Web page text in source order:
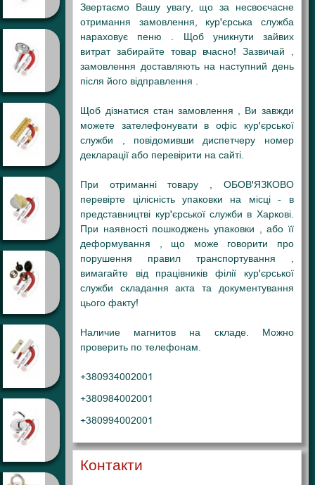
Звертаємо Вашу увагу, що за несвоєчасне
отримання замовлення, кур'єрська служба
нараховує пеню . Щоб уникнути зайвих
витрат забирайте товар вчасно! Зазвичай ,
замовлення доставляють на наступний день
після його відправлення .
Щоб дізнатися стан замовлення , Ви завжди
можете зателефонувати в офіс кур'єрської
служби , повідомивши диспетчеру номер
декларації або перевірити на сайті.
При отриманні товару , ОБОВ'ЯЗКОВО
перевірте цілісність упаковки на місці - в
представництві кур'єрської служби в Харкові.
При наявності пошкоджень упаковки , або її
деформування , що може говорити про
порушення правил транспортування ,
вимагайте від працівників філії кур'єрської
служби складання акта та документування
цього факту!
Наличие магнитов на складе. Можно
проверить по телефонам.
+380934002001
+380984002001
+380994002001
Контакти